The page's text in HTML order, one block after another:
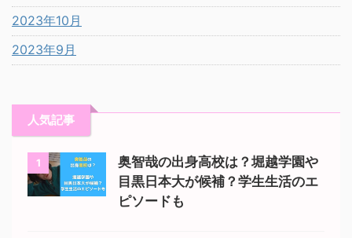
2023年10月
2023年9月
人気記事
1
奥智哉の出身高校は？堀越学園や
目黒日本大が候補？学生生活のエ
ピソードも